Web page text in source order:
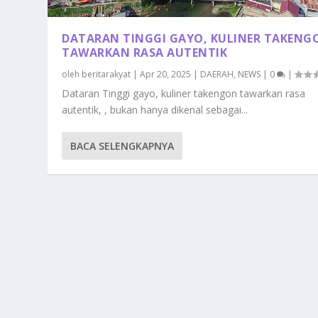
DATARAN TINGGI GAYO, KULINER
TAWARKAN RASA AUTENTIK
oleh beritarakyat |Apr 20, 2025 | DAERAH, NEWS | 0 |
Dataran Tinggi gayo, kuliner takengon tawarkan rasa
autentik, , bukan hanya dikenal sebagai...
BACA SELENGKAPNYA